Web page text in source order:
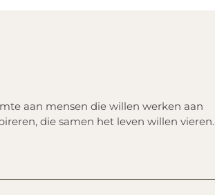
aan mensen die willen werken aan
die samen het leven willen vieren.